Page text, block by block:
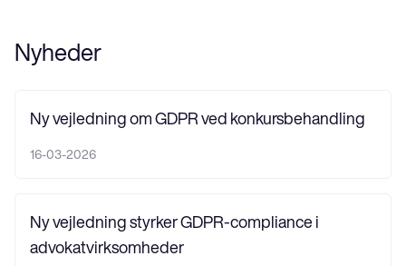
Nyheder
Ny vejledning om GDPR ved konkursbehandling
16-03-2026
Ny vejledning styrker GDPR-compliance i
advokatvirksomheder